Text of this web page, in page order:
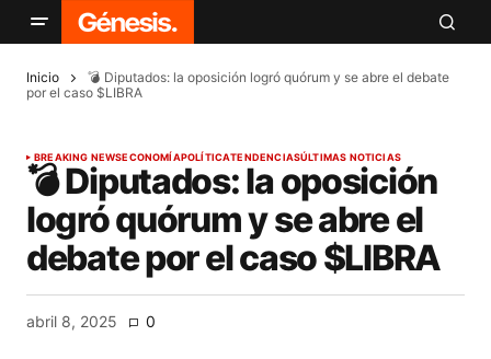
Inicio
💣 Diputados: la oposición logró quórum y se abre el debate
por el caso $LIBRA
BREAKING NEWSECONOMÍAPOLÍTICATENDENCIASÚLTIMAS NOTICIAS
💣 Diputados: la oposición
logró quórum y se abre el
debate por el caso $LIBRA
abril 8, 2025 0